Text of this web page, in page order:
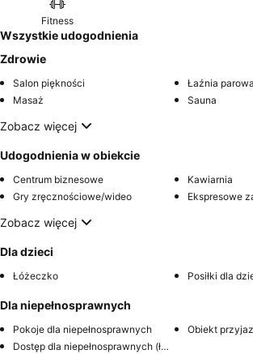
Fitness
Wszystkie udogodnienia
Zdrowie
Salon piękności
Łaźnia parowa
Masaż
Sauna
Zobacz więcej
Udogodnienia w obiekcie
Centrum biznesowe
Kawiarnia
Gry zręcznościowe/wideo
Zobacz więcej
Dla dzieci
Łóżeczko Posiłki dla
Dla niepełnosprawnych
Pokoje dla niepełnosprawnych
Dostęp dla niepełnosprawnych (łazienka)